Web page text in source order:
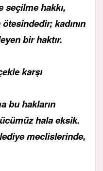
seçilme hakkı,
kadının
bir haktır.
karşı
bu hakların
hala eksik.
meclislerinde,